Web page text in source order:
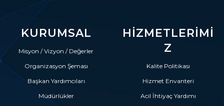
KURUMSAL
Misyon / Vizyon / Değerler
Organizasyon Şeması
Başkan Yardımcıları
Müdürlükler
HIZMETLERIMI
Z
Kalite Politikası
Hizmet Envanteri
Acil İhtiyaç Yardımı